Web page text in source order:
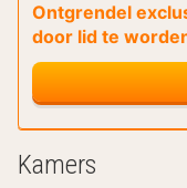
Ontgrendel
door lid te
Kamers